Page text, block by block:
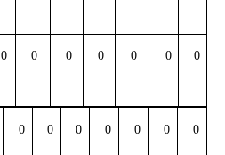
0 0 0 0 0 0 0
0 0 0 0 0 0 0